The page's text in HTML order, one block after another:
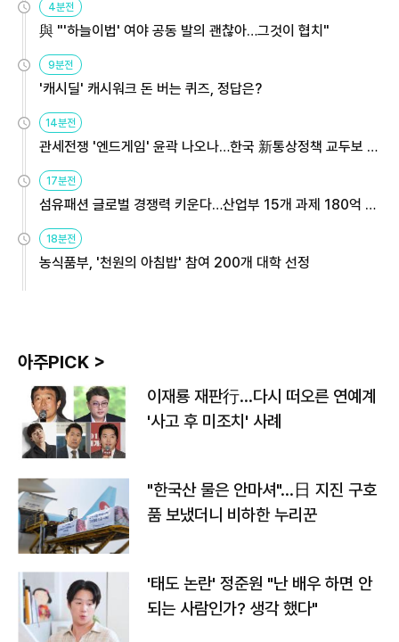
4분전
與 "'하늘이법' 여야 공동 발의 괜찮아…그것이 협치"
9분전
'캐시딜' 캐시워크 돈 버는 퀴즈, 정답은?
14분전
관세전쟁 '엔드게임' 윤곽 나오나…한국 新통상정책 교두보 활
용해야
17분전
섬유패션 글로벌 경쟁력 키운다…산업부 15개 과제 180억 지
원
18분전
농식품부, '천원의 아침밥' 참여 200개 대학 선정
아주PICK >
이재룡 재판行…다시 떠오른 연예계
'사고 후 미조치' 사례
"한국산 물은 안마셔"…日 지진 구호
품 보냈더니 비하한 누리꾼
'태도 논란' 정준원 "난 배우 하면 안
되는 사람인가? 생각 했다"